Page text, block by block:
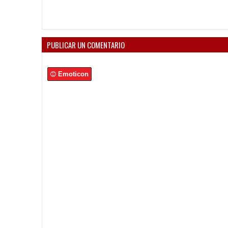
PUBLICAR UN COMENTARIO
Emoticon